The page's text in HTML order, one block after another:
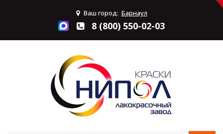
Ваш город: Барнаул
8 (800) 550-02-03